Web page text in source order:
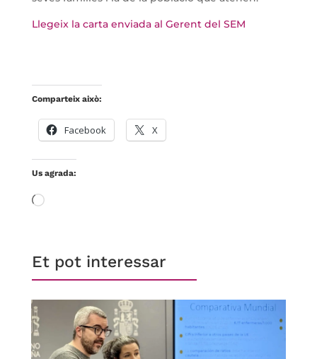
Llegeix la carta enviada al Gerent del SEM
Comparteix això:
Facebook X
Us agrada:
S'està
Et pot interessar